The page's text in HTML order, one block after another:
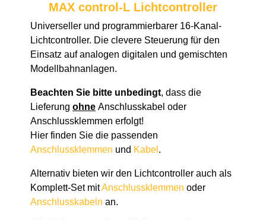
MAX control-L Lichtcontroller
Universeller und programmierbarer 16-Kanal-
Lichtcontroller. Die clevere Steuerung für den
Einsatz auf analogen digitalen und gemischten
Modellbahnanlagen.
Beachten Sie bitte unbedingt, dass die
Lieferung ohne Anschlusskabel oder
Anschlussklemmen erfolgt!
Hier finden Sie die passenden
Anschlussklemmen und Kabel .
Alternativ bieten wir den Lichtcontroller auch als
Komplett-Set mitAnschlussklemmen oder
Anschlusskabeln an.